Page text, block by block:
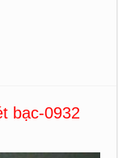
bạc-0932